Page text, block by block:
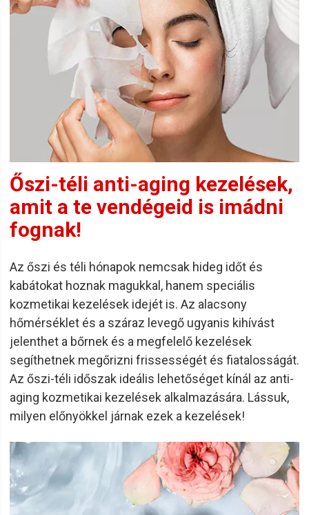
Őszi-téli anti-aging kezelések,
amit a te vendégeid is imádni
fognak!
Az őszi és téli hónapok nemcsak hideg időt és
kabátokat hoznak magukkal, hanem speciális
kozmetikai kezelések idejét is. Az alacsony
hőmérséklet és a száraz levegő ugyanis kihívást
jelenthet a bőrnek és a megfelelő kezelések
segíthetnek megőrizni frissességét és fiatalosságát.
Az őszi-téli időszak ideális lehetőséget kínál az anti-
aging kozmetikai kezelések alkalmazására. Lássuk,
milyen előnyökkel járnak ezek a kezelések!